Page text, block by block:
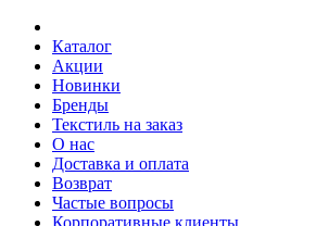
Каталог
Акции
Новинки
Бренды
Текстиль на заказ
О нас
Доставка и оплата
Возврат
Частые вопросы
Корпоративные клиенты